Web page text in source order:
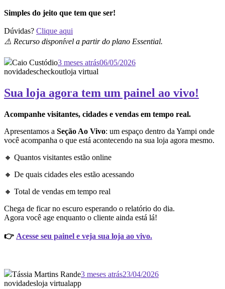
Simples do jeito que tem que ser!
Dúvidas? Clique aqui
⚠️ Recurso disponível a partir do plano Essential.
Caio Custódio3 meses atrás06/05/2026
novidadescheckoutloja virtual
Sua loja agora tem um painel ao vivo!
Acompanhe visitantes, cidades e vendas em tempo real.
Apresentamos a Seção Ao Vivo: um espaço dentro da Yampi onde
você acompanha o que está acontecendo na sua loja agora mesmo.
🔸 Quantos visitantes estão online
🔸 De quais cidades eles estão acessando
🔸 Total de vendas em tempo real
Chega de ficar no escuro esperando o relatório do dia.
Agora você age enquanto o cliente ainda está lá!
👉 Acesse seu painel e veja sua loja ao vivo.
Tássia Martins Rande3 meses atrás23/04/2026
novidadesloja virtualapp